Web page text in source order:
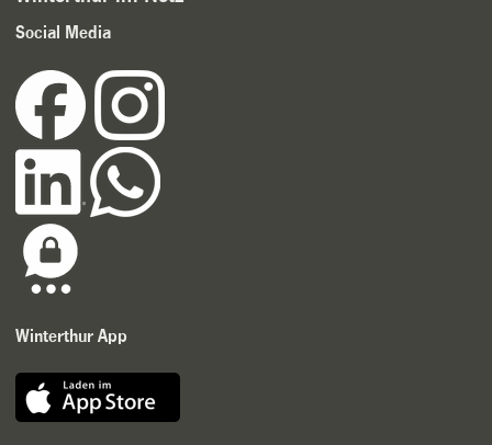
Social Media
Winterthur App